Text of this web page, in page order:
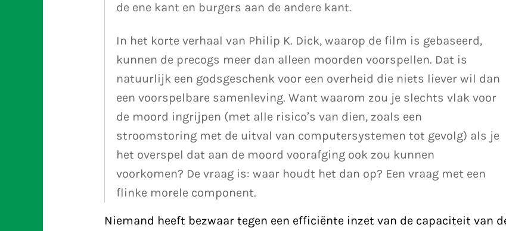
de ene kant en burgers aan de andere kant.
In het korte verhaal van Philip K. Dick, waarop de film is gebaseerd,
kunnen de precogs meer dan alleen moorden voorspellen. Dat is
natuurlijk een godsgeschenk voor een overheid die niets liever wil dan
een voorspelbare samenleving. Want waarom zou je slechts vlak voor
de moord ingrijpen (met alle risico’s van dien, zoals een
stroomstoring met de uitval van computer­systemen tot gevolg) als je
het overspel dat aan de moord voorafging ook zou kunnen
voorkomen? De vraag is: waar houdt het dan op? Een vraag met een
flinke morele component.
Niemand heeft bezwaar tegen een efficiënte inzet van de capaciteit van